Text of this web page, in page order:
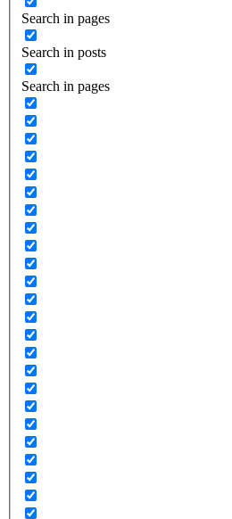
Search in pages
Search in posts
Search in pages